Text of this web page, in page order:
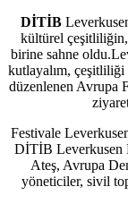
DİTİB
kültürel
birine sahne
kutlayalım, çeşitliliği
düzenlenen Avrupa
Festivale
DİTİB Leverkusen
Ateş, Avrupa
yöneticiler, sivil